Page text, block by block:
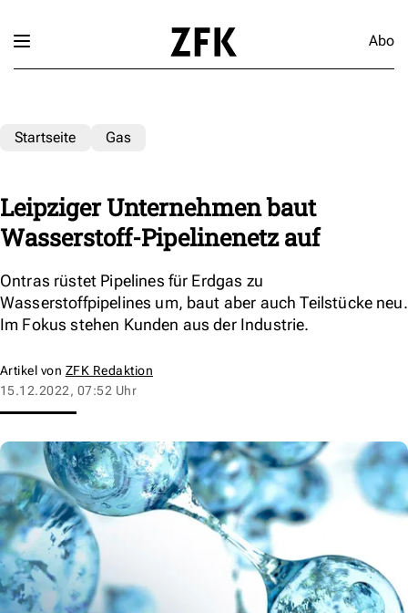
Abo
Startseite Gas
Leipziger Unternehmen baut
Wasserstoff-Pipelinenetz auf
Ontras rüstet Pipelines für Erdgas zu
Wasserstoffpipelines um, baut aber auch Teilstücke neu.
Im Fokus stehen Kunden aus der Industrie.
Artikel von ZFK Redaktion
15.12.2022, 07:52 Uhr